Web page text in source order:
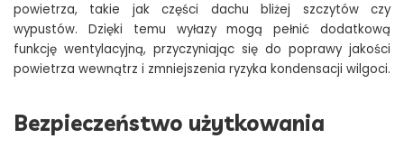
powietrza, takie jak części dachu bliżej szczytów czy
wypustów. Dzięki temu wyłazy mogą pełnić dodatkową
funkcję wentylacyjną, przyczyniając się do poprawy jakości
powietrza wewnątrz i zmniejszenia ryzyka kondensacji wilgoci.
Bezpieczeństwo użytkowania